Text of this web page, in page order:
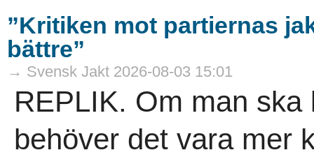
”Kritiken mot partiernas
bättre”
→ Svensk Jakt 2026-08-03 15:01
REPLIK. Om man
behöver det vara mer